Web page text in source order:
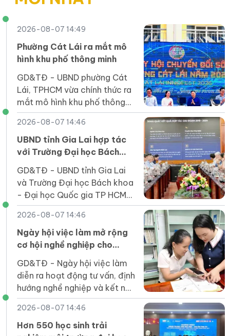
2026-08-07 14:49
Phường Cát Lái ra mắt mô
hình khu phố thông minh
GD&TĐ - UBND phường Cát
Lái, TPHCM vừa chính thức ra
mắt mô hình khu phố thông
minh tại 24 khu phố trên địa
bàn phường này.
2026-08-07 14:46
UBND tỉnh Gia Lai hợp tác
với Trường Đại học Bách
khoa TP HCM phát triển
nhân lực số
GD&TĐ - UBND tỉnh Gia Lai
và Trường Đại học Bách khoa
- Đại học Quốc gia TP HCM
hợp tác đào tạo nguồn nhân
lực số, phát triển STEM, AI,
công nghiệp bán dẫn.
2026-08-07 14:46
Ngày hội việc làm mở rộng
cơ hội nghề nghiệp cho
người khuyết tật Quảng Trị
GD&TĐ - Ngày hội việc làm
diễn ra hoạt động tư vấn, định
hướng nghề nghiệp và kết nối
tuyển dụng, góp phần giúp
người khuyết tật tiếp cận
việc làm.
2026-08-07 14:46
Hơn 550 học sinh trải